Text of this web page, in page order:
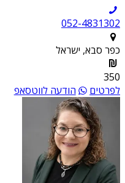
052-4831302
כפר סבא, ישראל
350
לפרטים
הודעה לווטסאפ